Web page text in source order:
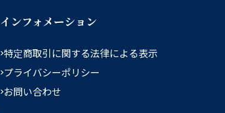
インフォメーション
特定商取引に関する法律による表示
プライバシーポリシー
お問い合わせ